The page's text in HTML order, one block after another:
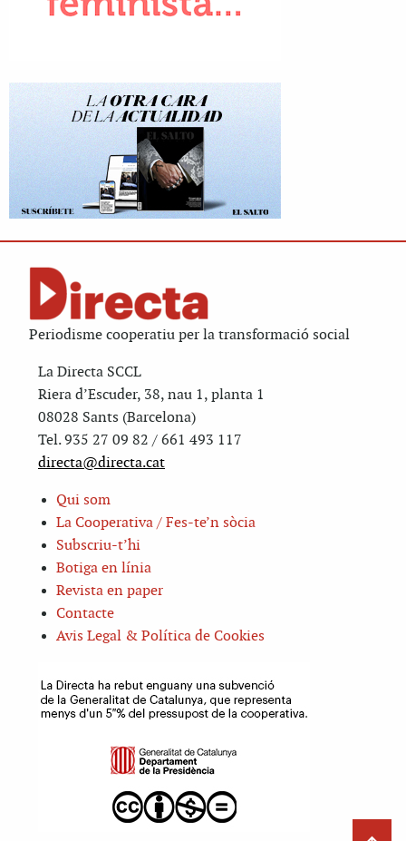
Periodisme cooperatiu per la transformació social
La Directa SCCL
Riera d’Escuder, 38, nau 1, planta 1
08028 Sants (Barcelona)
Tel. 935 27 09 82 / 661 493 117
directa@directa.cat
Qui som
La Cooperativa / Fes-te’n sòcia
Subscriu-t’hi
Botiga en línia
Revista en paper
Contacte
Avis Legal & Política de Cookies